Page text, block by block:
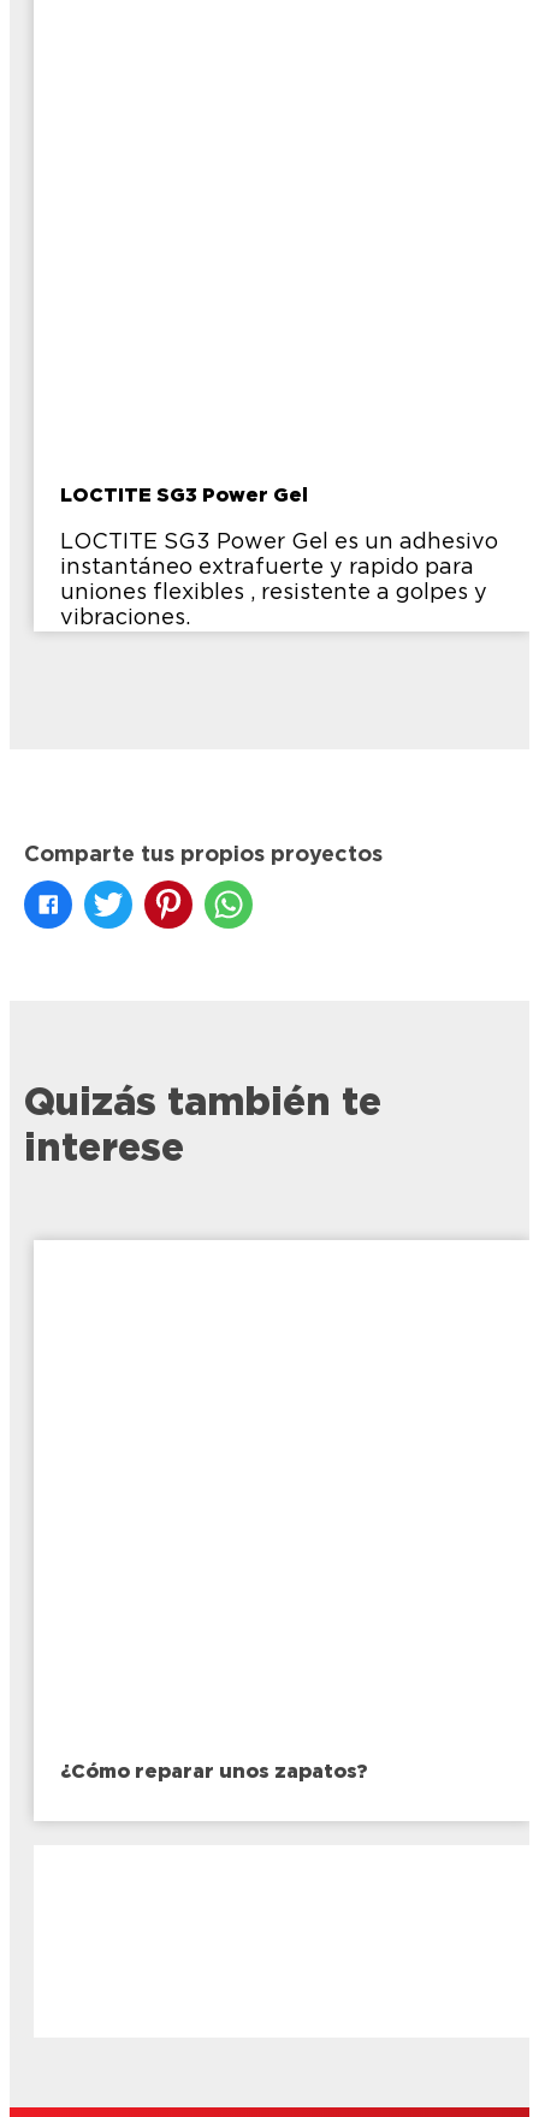
LOCTITE SG3 Power Gel
LOCTITE SG3 Power Gel es un adhesivo
instantáneo extrafuerte y rapido para
uniones flexibles , resistente a golpes y
vibraciones.
Comparte tus propios proyectos
Quizás también te
interese
¿Cómo reparar unos zapatos?